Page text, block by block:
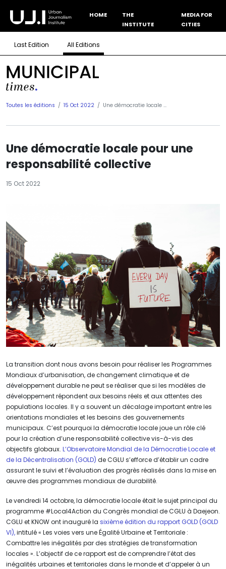
HOME
THE
INSTITUTE
MEDIA FOR
CITIES
Last Edition All Editions
Toutes les éditions 15 Oct 2022 Une démocratie locale ...
Une démocratie locale pour une
responsabilité collective
15 Oct 2022
La transition dont nous avons besoin pour réaliser les Programmes
Mondiaux d’urbanisation, de changement climatique et de
développement durable ne peut se réaliser que si les modèles de
développement répondent aux besoins réels et aux attentes des
populations locales. Il y a souvent un décalage important entre les
orientations mondiales et les besoins des gouvernements
municipaux. C’est pourquoi la démocratie locale joue un rôle clé
pour la création d’une responsabilité collective vis-à-vis des
objectifs globaux. L’Observatoire Mondial de la Démocratie Locale et
de la Décentralisation (GOLD) de CGLU s’efforce d’établir un cadre
assurant le suivi et l’évaluation des progrès réalisés dans la mise en
œuvre des programmes mondiaux de durabilité.
Le vendredi 14 octobre, la démocratie locale était le sujet principal du
programme #Local4Action du Congrès mondial de CGLU à Daejeon.
CGLU et KNOW ont inauguré la sixième édition du rapport GOLD (GOLD
VI),intitulé « Les voies vers une Égalité Urbaine et Territoriale :
Combattre les inégalités par des stratégies de transformation
locales ». L’objectif de ce rapport est de comprendre l’état des
inégalités urbaines et territoriales dans le monde et d’appeler à un